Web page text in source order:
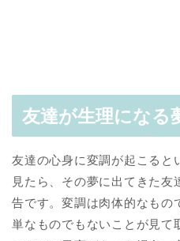
友達が生理になる
友達の心身に変調が起こると
見たら、その夢に出てきた
告です。変調は肉体的なもの
単なものでもないことが見て